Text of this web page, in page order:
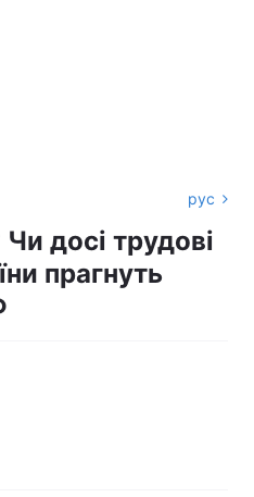
рус
досі трудові
прагнуть